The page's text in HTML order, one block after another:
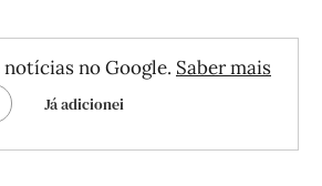
no Google. Saber mais
Já adicionei